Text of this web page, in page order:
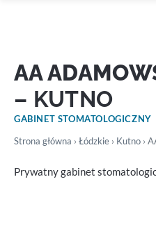
AA
– KUTNO
GABINET STOMATOLOGICZNY
Strona główna › Łódzkie › Kutno ›
Prywatny gabinet